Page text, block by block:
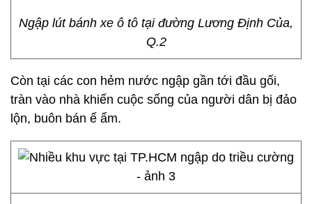
Ngập lút bánh xe ô tô tại đường Lương Định Của,
Q.2
Còn tại các con hẻm nước ngập gần tới đầu gối,
tràn vào nhà khiến cuộc sống của người dân bị đảo
lộn, buôn bán ế ẩm.